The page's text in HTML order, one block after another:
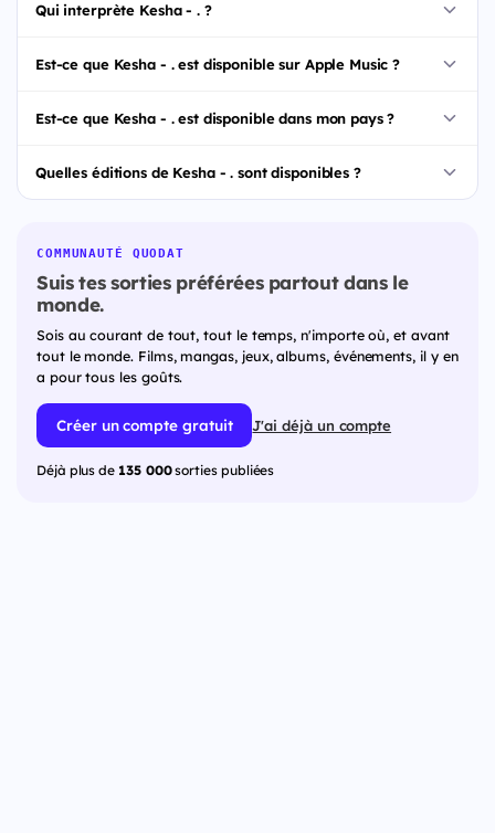
Qui interprète Kesha - . ?
Est-ce que Kesha - . est disponible sur Apple Music ?
Est-ce que Kesha - . est disponible dans mon pays ?
Quelles éditions de Kesha - . sont disponibles ?
COMMUNAUTÉ QUODAT
Suis tes sorties préférées partout dans le
monde.
Sois au courant de tout, tout le temps, n'importe où, et avant
tout le monde. Films, mangas, jeux, albums, événements, il y en
a pour tous les goûts.
Créer un compte gratuit J'ai déjà un compte
Déjà plus de 135 000sorties publiées